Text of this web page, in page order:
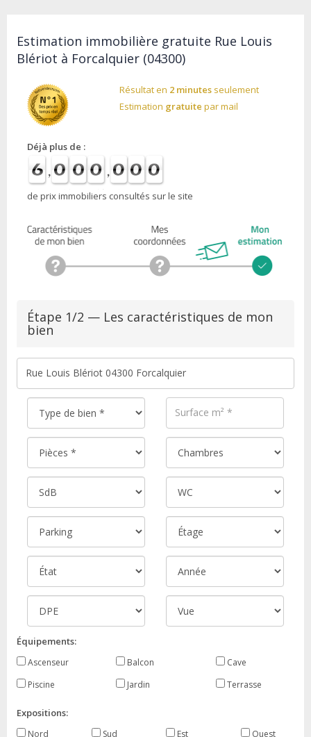
Estimation immobilière gratuite Rue Louis
Blériot à Forcalquier (04300)
Résultat en 2 minutes seulement
Estimation gratuite par mail
Déjà plus de :
de prix immobiliers consultés sur le site
Étape 1/2 — Les caractéristiques de mon
bien
Équipements:
Ascenseur Balcon
Cave
Piscine
Jardin Terrasse
Expositions:
Nord Sud Est Ouest